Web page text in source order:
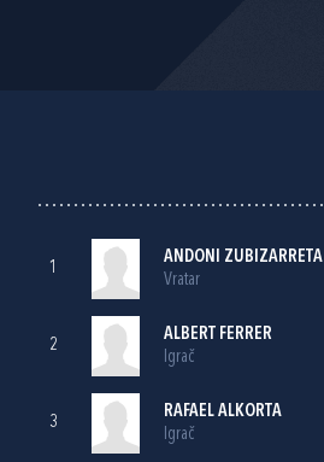
1
ANDONI ZUBIZARRETA
Vratar
2
ALBERT FERRER
Igrač
3
RAFAEL ALKORTA
Igrač